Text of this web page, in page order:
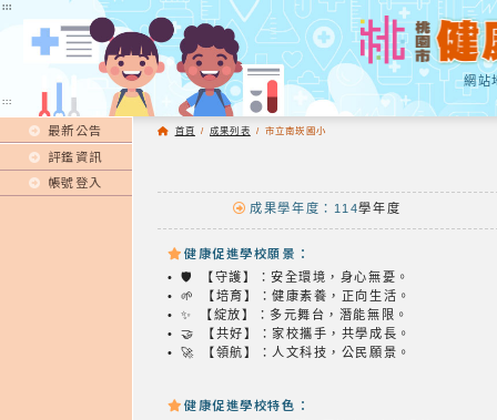
:::
網站
:::
最新公告
評鑑資訊
帳號登入
首頁 / 成果列表 / 市立南崁國小
成果學年度：114學年度
健康促進學校願景：
• 🛡️ 【守護】：安全環境，身心無憂。
• 🌱 【培育】：健康素養，正向生活。
• ✨ 【綻放】：多元舞台，潛能無限。
• 🤝 【共好】：家校攜手，共學成長。
• 🚀 【領航】：人文科技，公民願景。
健康促進學校特色：
:::